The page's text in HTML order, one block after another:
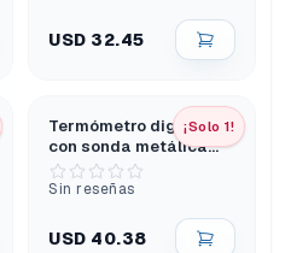
USD 32.45
¡Solo 1!
Termómetro digital
con sonda metálica
extraíble
Sin reseñas
USD 40.38